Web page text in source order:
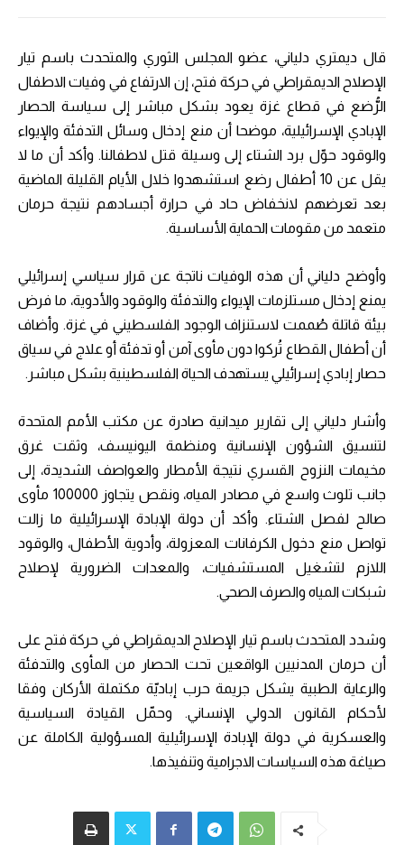
قال ديمتري دلياني، عضو المجلس الثوري والمتحدث باسم تيار
الإصلاح الديمقراطي في حركة فتح، إن الارتفاع في وفيات الاطفال
الرُّضع في قطاع غزة يعود بشكل مباشر إلى سياسة الحصار
الإبادي الإسرائيلية، موضحا أن منع إدخال وسائل التدفئة والإيواء
والوقود حوّل برد الشتاء إلى وسيلة قتل لاطفالنا. وأكد أن ما لا
يقل عن 10 أطفال رضع استشهدوا خلال الأيام القليلة الماضية
بعد تعرضهم لانخفاض حاد في حرارة أجسادهم نتيجة حرمان
متعمد من مقومات الحماية الأساسية.
وأوضح دلياني أن هذه الوفيات ناتجة عن قرار سياسي إسرائيلي
يمنع إدخال مستلزمات الإيواء والتدفئة والوقود والأدوية، ما فرض
بيئة قاتلة صُممت لاستنزاف الوجود الفلسطيني في غزة. وأضاف
أن أطفال القطاع تُركوا دون مأوى آمن أو تدفئة أو علاج في سياق
حصار إبادي إسرائيلي يستهدف الحياة الفلسطينية بشكل مباشر.
وأشار دلياني إلى تقارير ميدانية صادرة عن مكتب الأمم المتحدة
لتنسيق الشؤون الإنسانية ومنظمة اليونيسف، وثقت غرق
مخيمات النزوح القسري نتيجة الأمطار والعواصف الشديدة، إلى
جانب تلوث واسع في مصادر المياه، ونقص يتجاوز 100000 مأوى
صالح لفصل الشتاء. وأكد أن دولة الإبادة الإسرائيلية ما زالت
تواصل منع دخول الكرفانات المعزولة، وأدوية الأطفال، والوقود
اللازم لتشغيل المستشفيات، والمعدات الضرورية لإصلاح
شبكات المياه والصرف الصحي.
وشدد المتحدث باسم تيار الإصلاح الديمقراطي في حركة فتح على
أن حرمان المدنيين الواقعين تحت الحصار من المأوى والتدفئة
والرعاية الطبية يشكل جريمة حرب إباديّة مكتملة الأركان وفقا
لأحكام القانون الدولي الإنساني. وحمّل القيادة السياسية
والعسكرية في دولة الإبادة الإسرائيلية المسؤولية الكاملة عن
صياغة هذه السياسات الاجرامية وتنفيذها.